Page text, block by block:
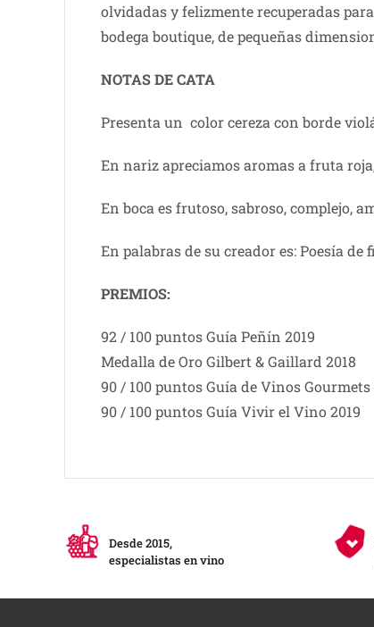
olvidadas y felizmente recuperadas
bodega boutique, de pequeñas
NOTAS DE CATA
Presenta un color cereza con borde
En nariz apreciamos aromas a fruta
En boca es frutoso, sabroso, complejo,
En palabras de su creador es: Poesía de
PREMIOS:
92 / 100 puntos Guía Peñín 2019
Medalla de Oro Gilbert & Gaillard 2018
90 / 100 puntos Guía de Vinos Gourmets
90 / 100 puntos Guía Vivir el Vino 2019
Desde 2015,
especialistas en vino